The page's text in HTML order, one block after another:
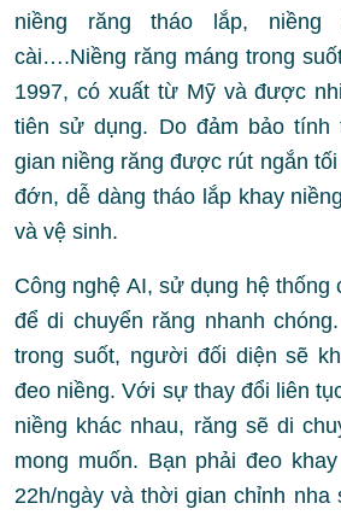
niềng răng tháo lắp, niềng
cài….Niềng răng máng trong
1997, có xuất từ Mỹ và được
tiên sử dụng. Do đảm bảo tính
gian niềng răng được rút ngắn
đớn, dễ dàng tháo lắp khay
và vệ sinh.
Công nghệ AI, sử dụng hệ thống
để di chuyển răng nhanh
trong suốt, người đối diện sẽ
đeo niềng. Với sự thay đổi liên
niềng khác nhau, răng sẽ di
mong muốn. Bạn phải đeo
22h/ngày và thời gian chỉnh nha